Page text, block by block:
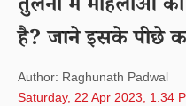
तुलना में महिलाओं का
है? जाने इसके पीछे
Author: Raghunath Padwal
Saturday, 22 Apr 2023, 1.34